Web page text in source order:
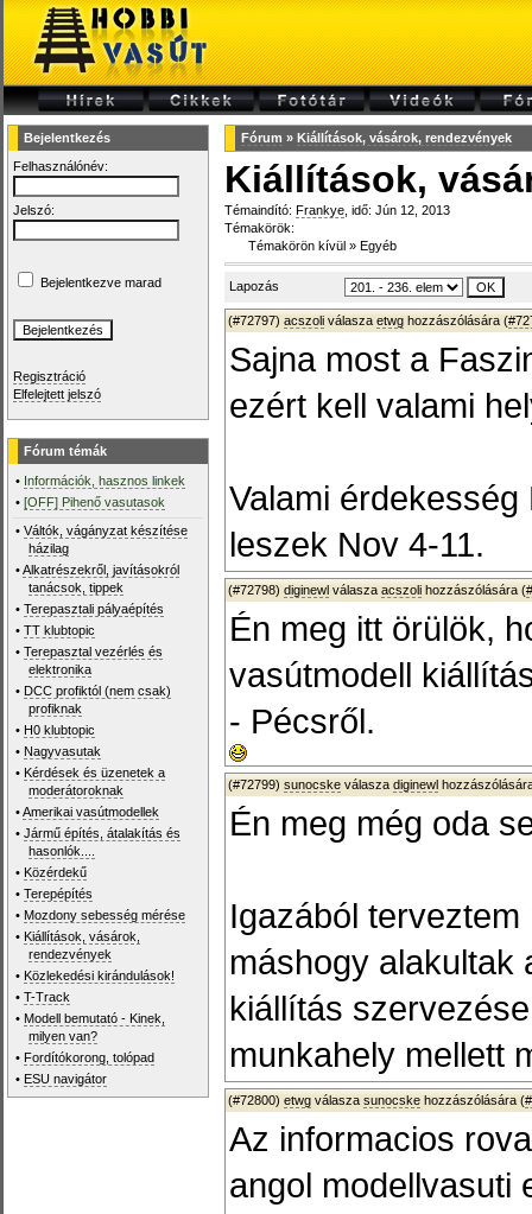
Bejelentkezés
Felhasználónév:
Jelszó:
Bejelentkezve marad
Regisztráció
Elfelejtett jelszó
Fórum témák
• Információk, hasznos linkek
•[OFF] Pihenő vasutasok
•Váltók, vágányzat készítése
házilag
•Alkatrészekről, javításokról
tanácsok, tippek
•Terepasztali pályaépítés
•TT klubtopic
•Terepasztal vezérlés és
elektronika
• DCC profiktól (nem csak)
profiknak
• H0 klubtopic
• Nagyvasutak
• Kérdések és üzenetek a
moderátoroknak
•Amerikai vasútmodellek
•Jármű építés, átalakítás és
hasonlók....
• Közérdekű
•Terepépítés
• Mozdony sebesség mérése
• Kiállítások, vásárok,
rendezvények
• Közlekedési kirándulások!
•T-Track
• Modell bemutató - Kinek,
milyen van?
• Fordítókorong, tolópad
• ESU navigátor
Fórum » Kiállítások, vásárok, rendezvények
Kiállítások,
Témaindító: Frankye , idő: Jún 12, 2013
Témakörök:
Témakörön kívül » Egyéb
Lapozás
(#72797) acszoli válasza etwg hozzászólására (
Sajna most a
ezért kell valami
Valami
leszek Nov 4-11.
(#72798) diginewl válasza acszoli hozzászólására (
Én meg itt örülök,
vasútmodell
- Pécsről.
(#72799) sunocske válasza diginewl
Én meg még oda
Igazából
máshogy alakultak
kiállítás
munkahely mellett
(#72800) etwg válasza sunocske hozzászólására (
Az informacios
angol modellvasuti